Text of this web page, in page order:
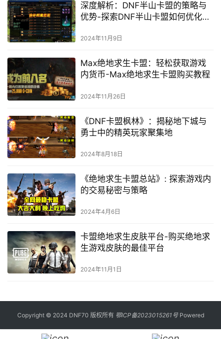
深度解析：DNF半山卡盟的策略与
优势-探索DNF半山卡盟如何优化游
2024年11月9日
Max绝地求生卡盟：轻松获取游戏
内货币-Max绝地求生卡盟购买教程
2024年11月26日
《DNF卡盟枫林》：揭秘地下城与
勇士中的精英玩家聚集地
2024年8月18日
《绝地求生卡盟总站》: 探索游戏内
的交易秘密与策略
2024年4月6日
卡盟绝地求生皮肤平台-购买绝地求
生游戏皮肤的最佳平台
2024年11月1日
Copyright © 2024 DNF70 版权所有 鄂ICP备2023015261号Powered